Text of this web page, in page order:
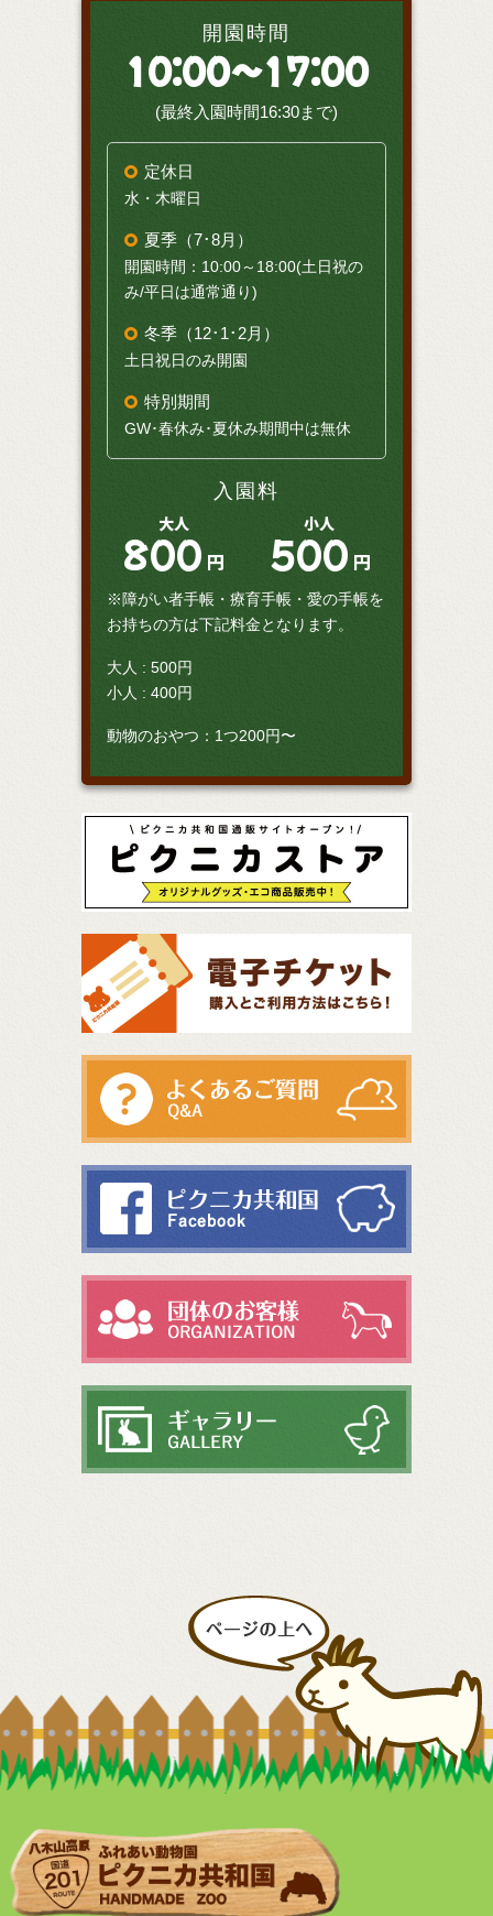
開園時間
10:00～17:00
(最終入園時間16:30まで)
定休日
水・木曜日
夏季（7･8月）
開園時間：10:00～18:00(土日祝の
み/平日は通常通り)
冬季（12･1･2月）
土日祝日のみ開園
特別期間
GW･春休み･夏休み期間中は無休
入園料
大人
800 円
小人
500 円
※障がい者手帳・療育手帳・愛の手帳を
お持ちの方は下記料金となります。
大人 : 500円
小人 : 400円
動物のおやつ：1つ200円〜